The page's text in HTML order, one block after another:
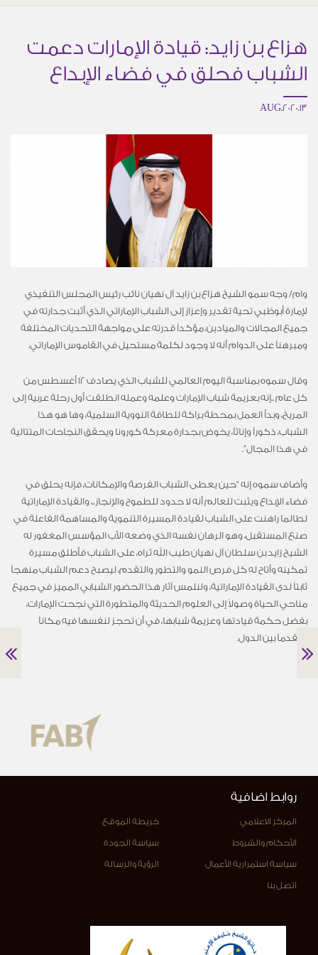
هزاع بن زايد: قيادة الإمارات دعمت
الشباب فحلق في فضاء الإبداع
13.AUG.2020
وام/ وجه سمو الشيخ هزاع بن زايد آل نهيان نائب رئيس المجلس التنفيذي
لإمارة أبوظبي تحية تقدير وإعزاز إلى الشباب الإماراتي الذي أثبت جدارته في
جميع المجالات والميادين، مؤكداً قدرته على مواجهة التحديات المختلفة
ومبرهناً على الدوام أنه لا وجود لكلمة مستحيل في القاموس الإماراتي.
وقال سموه بمناسبة اليوم العالمي للشباب الذي يصادف 12 أغسطس من
كل عام ..إنه بعزيمة شباب الإمارات وعلمه وعمله انطلقت أول رحلة عربية إلى
المريخ، وبدأ العمل بمحطة براكة للطاقة النووية السلمية، وها هو هذا
الشباب، ذكوراً وإناثاً، يخوض بجدارة معركة كورونا ويحقق النجاحات المتتالية
في هذا المجال”.
وأضاف سموه إنه “حين يعطى الشباب الفرصة والإمكانات، فإنه يحلق في
فضاء الإبداع ويثبت للعالم أنه لا حدود للطموح والإنجاز..، والقيادة الإماراتية
لطالما راهنت على الشباب لقيادة المسيرة التنموية والمساهمة الفاعلة في
صنع المستقبل، وهو الرهان نفسه الذي وضعه الأب المؤسس المغفور له
الشيخ زايد بن سلطان آل نهيان طيب الله ثراه، على الشباب فأطلق مسيرة
تمكينه وأتاح له كل فرص النمو والتطور والتقدم، ليصبح دعم الشباب منهجاً
ثابتاً لدى القيادة الإماراتية، ولنلمس آثار هذا الحضور الشبابي المميز في جميع
مناحي الحياة وصولاً إلى العلوم الحديثة والمتطورة التي نجحت الإمارات،
بفضل حكمة قيادتها وعزيمة شبابها، في أن تحجز لنفسها فيه مكاناً
متقدماً بين الدول.
روابط اضافية
المركز الاعلامي خريطة الموقع
الأحكام والشروط سياسة الجودة
سياسة استمرارية الأعمال الرؤية والرسالة
اتصل بنا